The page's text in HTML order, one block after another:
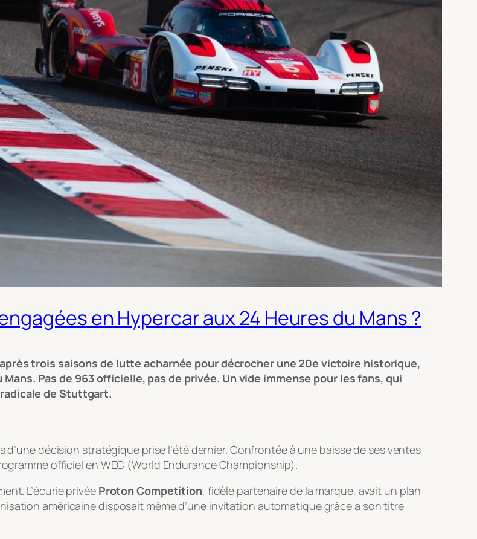
en Hypercar aux 24 Heures du Mans ?
trois saisons de lutte acharnée pour décrocher une 20e victoire historique,
Pas de 963 officielle, pas de privée. Un vide immense pour les fans, qui
de Stuttgart.
d’une décision stratégique prise l’été dernier. Confrontée à une baisse de ses ventes
officiel en WEC (World Endurance Championship).
L’écurie privée Proton Competition, fidèle partenaire de la marque, avait un plan
américaine disposait même d’une invitation automatique grâce à son titre